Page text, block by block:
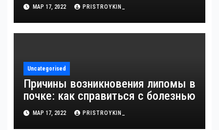
МАР 17, 2022 PRISTROYKIN_
Uncategorised
Причины возникновения липомы в
почке: как справиться с болезнью
МАР 17, 2022 PRISTROYKIN_